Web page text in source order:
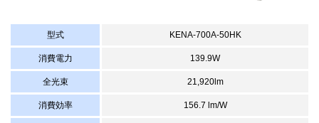
型式 KENA-700A-50HK
消費電力 139.9W
全光束 21,920lm
消費効率 156.7 lm/W